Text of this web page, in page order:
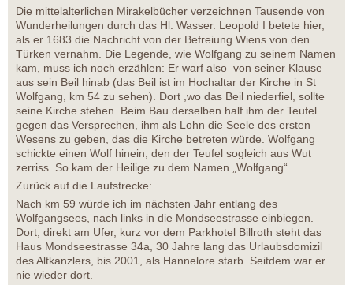
Die mittelalterlichen Mirakelbücher verzeichnen Tausende von
Wunderheilungen durch das Hl. Wasser. Leopold I betete hier,
als er 1683 die Nachricht von der Befreiung Wiens von den
Türken vernahm. Die Legende, wie Wolfgang zu seinem Namen
kam, muss ich noch erzählen: Er warf also von seiner Klause
aus sein Beil hinab (das Beil ist im Hochaltar der Kirche in St
Wolfgang, km 54 zu sehen). Dort ,wo das Beil niederfiel, sollte
seine Kirche stehen. Beim Bau derselben half ihm der Teufel
gegen das Versprechen, ihm als Lohn die Seele des ersten
Wesens zu geben, das die Kirche betreten würde. Wolfgang
schickte einen Wolf hinein, den der Teufel sogleich aus Wut
zerriss. So kam der Heilige zu dem Namen „Wolfgang“.
Zurück auf die Laufstrecke:
Nach km 59 würde ich im nächsten Jahr entlang des
Wolfgangsees, nach links in die Mondseestrasse einbiegen.
Dort, direkt am Ufer, kurz vor dem Parkhotel Billroth steht das
Haus Mondseestrasse 34a, 30 Jahre lang das Urlaubsdomizil
des Altkanzlers, bis 2001, als Hannelore starb. Seitdem war er
nie wieder dort.